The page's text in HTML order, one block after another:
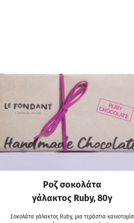
Ροζ σοκολάτα
γάλακτος Ruby, 80γ
Σοκολάτα γάλακτος Ruby, μια τεράστια καινοτομία